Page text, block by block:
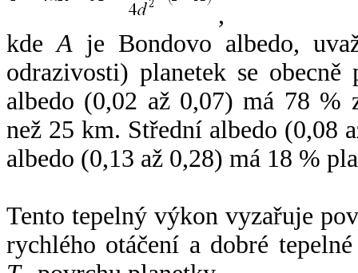
,
kdeA je Bondovo albedo,
odrazivosti) planetek se
albedo (0,02 až 0,07) má 78 %
než 25 km. Střední albedo (0,08
albedo (0,13 až 0,28) má 18 %
Tento tepelný výkon vyzařuje
rychlého otáčení a dobré